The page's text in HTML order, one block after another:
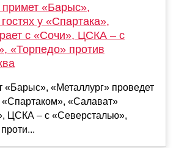
«Барыс»,
у «Спартака»,
с «Сочи», ЦСКА – с
«Торпедо» против
«Барыс», «Металлург» проведет
«Спартаком», «Салават»
ЦСКА – с «Северсталью»,